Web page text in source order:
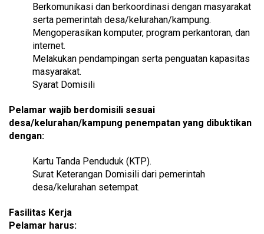
Berkomunikasi dan berkoordinasi dengan masyarakat
serta pemerintah desa/kelurahan/kampung.
Mengoperasikan komputer, program perkantoran, dan
internet.
Melakukan pendampingan serta penguatan kapasitas
masyarakat.
Syarat Domisili
Pelamar wajib berdomisili sesuai
desa/kelurahan/kampung penempatan yang dibuktikan
dengan:
Kartu Tanda Penduduk (KTP).
Surat Keterangan Domisili dari pemerintah
desa/kelurahan setempat.
Fasilitas Kerja
Pelamar harus: